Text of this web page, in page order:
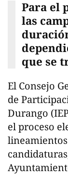
Para el
las
que se
El Consejo
de
Durango
el proceso